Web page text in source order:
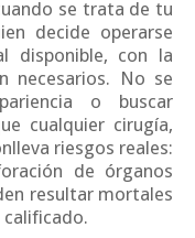
se trata de tu
decide operarse
disponible, con la
necesarios. No se
o buscar
cualquier cirugía,
riesgos reales:
de órganos
resultar mortales
calificado.